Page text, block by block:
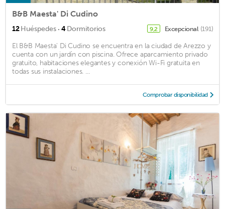
B&B Maesta' Di Cudino
12Huéspedes · 4Dormitorios 9,2 Excepcional (191)
El B&B Maesta' Di Cudino se encuentra en la ciudad de Arezzo y
cuenta con un jardín con piscina. Ofrece aparcamiento privado
gratuito, habitaciones elegantes y conexión Wi-Fi gratuita en
todas sus instalaciones. ...
Comprobar disponibilidad